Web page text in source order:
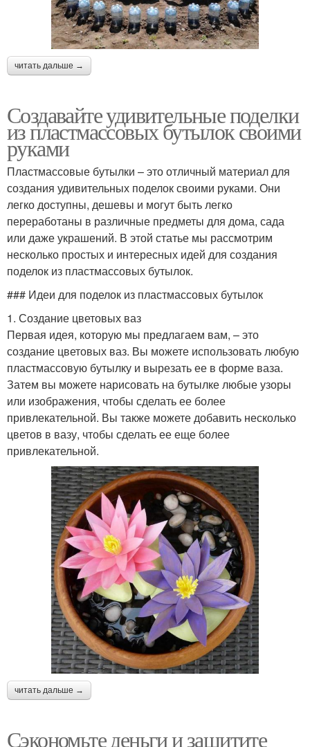
читать дальше →
Создавайте удивительные поделки
из пластмассовых бутылок своими
руками
Пластмассовые бутылки – это отличный материал для
создания удивительных поделок своими руками. Они
легко доступны, дешевы и могут быть легко
переработаны в различные предметы для дома, сада
или даже украшений. В этой статье мы рассмотрим
несколько простых и интересных идей для создания
поделок из пластмассовых бутылок.
### Идеи для поделок из пластмассовых бутылок
1. Создание цветовых ваз
Первая идея, которую мы предлагаем вам, – это
создание цветовых ваз. Вы можете использовать любую
пластмассовую бутылку и вырезать ее в форме ваза.
Затем вы можете нарисовать на бутылке любые узоры
или изображения, чтобы сделать ее более
привлекательной. Вы также можете добавить несколько
цветов в вазу, чтобы сделать ее еще более
привлекательной.
читать дальше →
Сэкономьте деньги и защитите